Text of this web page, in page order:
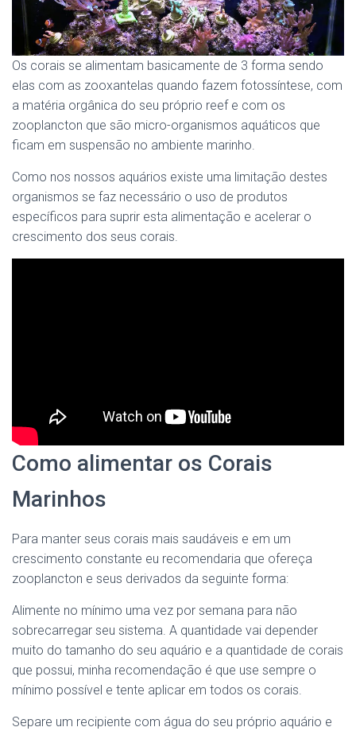
Os corais se alimentam basicamente de 3 forma sendo
elas com as zooxantelas quando fazem fotossíntese, com
a matéria orgânica do seu próprio reef e com os
zooplancton que são micro-organismos aquáticos que
ficam em suspensão no ambiente marinho.
Como nos nossos aquários existe uma limitação destes
organismos se faz necessário o uso de produtos
específicos para suprir esta alimentação e acelerar o
crescimento dos seus corais.
Como alimentar os Corais
Marinhos
Para manter seus corais mais saudáveis e em um
crescimento constante eu recomendaria que ofereça
zooplancton e seus derivados da seguinte forma:
Alimente no mínimo uma vez por semana para não
sobrecarregar seu sistema. A quantidade vai depender
muito do tamanho do seu aquário e a quantidade de corais
que possui, minha recomendação é que use sempre o
mínimo possível e tente aplicar em todos os corais.
Separe um recipiente com água do seu próprio aquário e